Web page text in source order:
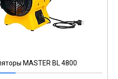
MASTER BL 4800